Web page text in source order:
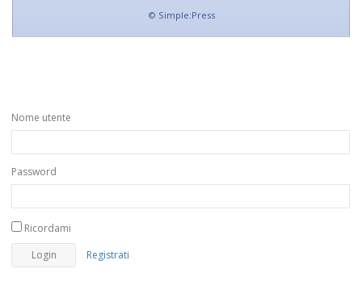
© Simple:Press
Nome utente
Password
Ricordami
Registrati